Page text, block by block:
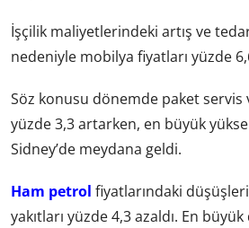
İşçilik maliyetlerindeki artış ve
nedeniyle mobilya fiyatları yüzde
Söz konusu dönemde paket servis
yüzde 3,3 artarken, en büyük
Sidney’de meydana geldi.
Ham petrol fiyatlarındaki
yakıtları yüzde 4,3 azaldı. En